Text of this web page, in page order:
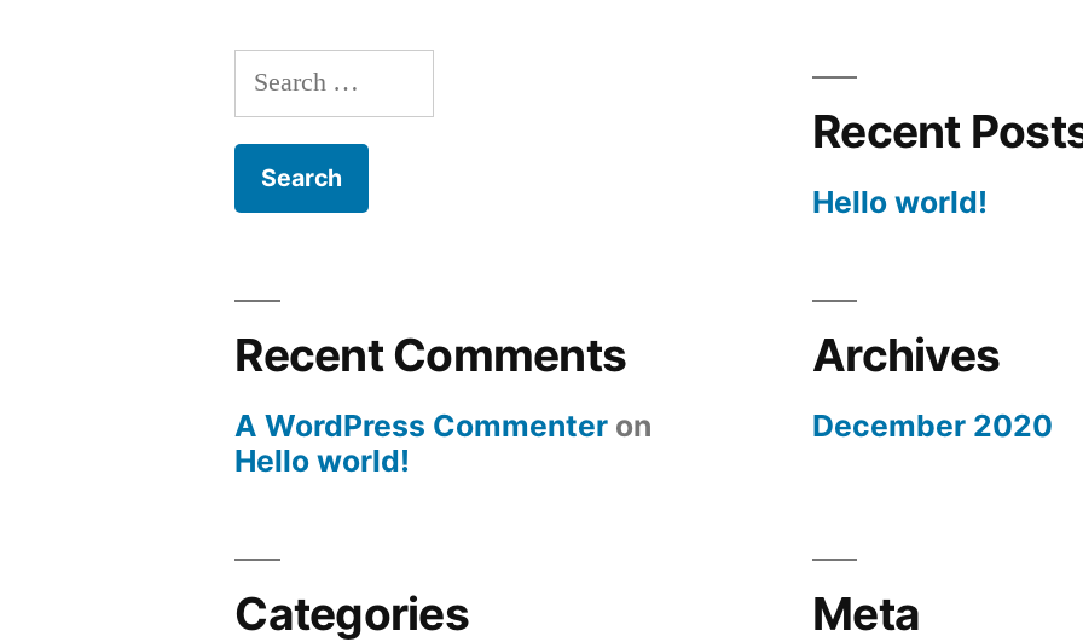
Search
for:
Recent
Hello world!
Recent Comments
A WordPress Commenter on
Hello world!
Archives
December 2020
Categories Meta